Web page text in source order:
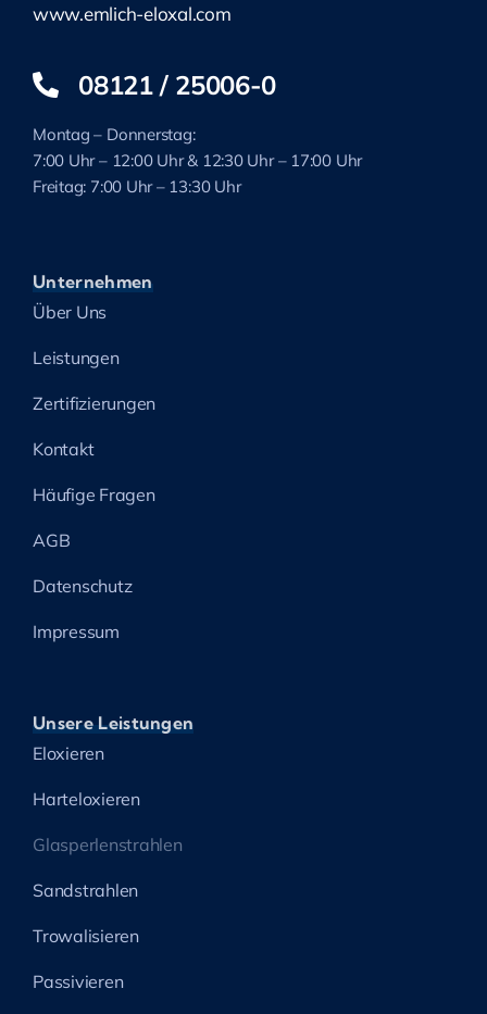
www.emlich-eloxal.com
08121 / 25006-0
Montag – Donnerstag:
7:00 Uhr – 12:00 Uhr & 12:30 Uhr – 17:00 Uhr
Freitag: 7:00 Uhr – 13:30 Uhr
Unternehmen
Über Uns
Leistungen
Zertifizierungen
Kontakt
Häufige Fragen
AGB
Datenschutz
Impressum
Unsere Leistungen
Eloxieren
Harteloxieren
Glasperlenstrahlen
Sandstrahlen
Trowalisieren
Passivieren